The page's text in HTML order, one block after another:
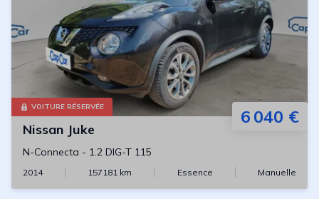
VOITURE RÉSERVÉE 6 040 €
Nissan Juke
N-Connecta - 1.2 DIG-T 115
2014 157181 km Essence Manuelle